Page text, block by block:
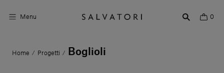
Menu 0
Superfici
Home / Progetti / Boglioli